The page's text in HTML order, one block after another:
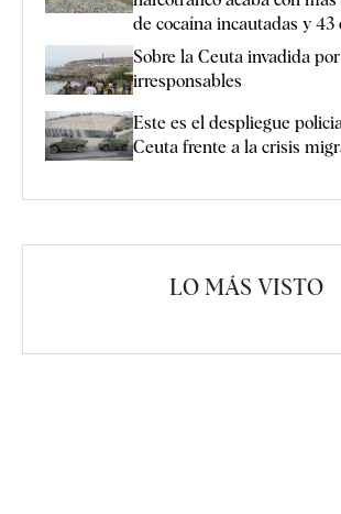
de cocaína incautadas y 43
Sobre la Ceuta invadida
irresponsables
Este es el despliegue
Ceuta frente a la crisis
LO MÁS VISTO